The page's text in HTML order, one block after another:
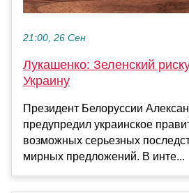
21:00, 26 Сен
Лукашенко: Зеленский
Украину
Президент Белоруссии
предупредил украинское
возможных серьезных
мирных предложений. В инте...